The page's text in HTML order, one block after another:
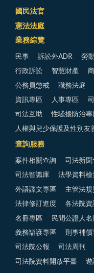
國民法官
憲法法庭
業務綜覽
民事 訴訟外ADR 勞
行政訴訟 智慧財產
公務員懲戒 職務法庭
資訊專區 人事專區
司法互助 性騷擾防治專
人權與兒少保護及性別友
查詢服務
案件相關查詢 司法新聞
司法智識庫 法學資料檢
外語譯文專區 主管法規
法律修訂進度 各法院資
名冊專區 民間公證人名
義務辯護專區 刑事補償
司法院公報 司法周刊
司法院資料開放平臺 遊